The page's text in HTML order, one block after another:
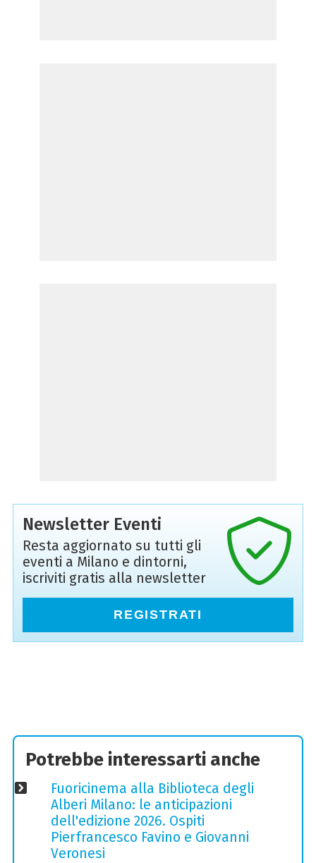
Newsletter Eventi
Resta aggiornato su tutti gli
eventi a Milano e dintorni,
iscriviti gratis alla newsletter
REGISTRATI
Potrebbe interessarti anche
Fuoricinema alla Biblioteca degli
Alberi Milano: le anticipazioni
dell'edizione 2026. Ospiti
Pierfrancesco Favino e Giovanni
Veronesi